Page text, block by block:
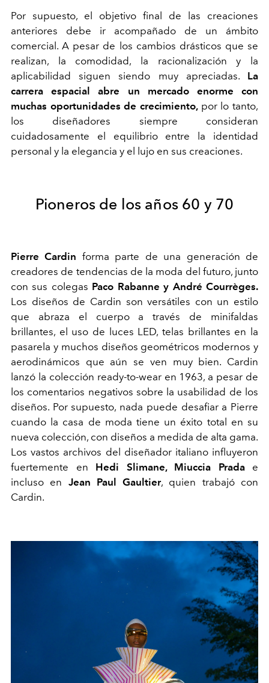
Por supuesto, el objetivo final de las creaciones
anteriores debe ir acompañado de un ámbito
comercial. A pesar de los cambios drásticos que se
realizan, la comodidad, la racionalización y la
aplicabilidad siguen siendo muy apreciadas. La
carrera espacial abre un mercado enorme con
muchas oportunidades de crecimiento, por lo tanto,
los diseñadores siempre consideran
cuidadosamente el equilibrio entre la identidad
personal y la elegancia y el lujo en sus creaciones.
Pioneros de los años 60 y 70
Pierre Cardin forma parte de una generación de
creadores de tendencias de la moda del futuro, junto
con sus colegas Paco Rabanne y André Courrèges.
Los diseños de Cardin son versátiles con un estilo
que abraza el cuerpo a través de minifaldas
brillantes, el uso de luces LED, telas brillantes en la
pasarela y muchos diseños geométricos modernos y
aerodinámicos que aún se ven muy bien. Cardin
lanzó la colección ready-to-wear en 1963, a pesar de
los comentarios negativos sobre la usabilidad de los
diseños. Por supuesto, nada puede desafiar a Pierre
cuando la casa de moda tiene un éxito total en su
nueva colección, con diseños a medida de alta gama.
Los vastos archivos del diseñador italiano influyeron
fuertemente en Hedi Slimane, Miuccia Pradae
incluso en Jean Paul Gaultier, quien trabajó con
Cardin.